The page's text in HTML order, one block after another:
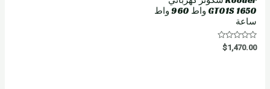
GT01S 1650 واط 960 واط
ساعة
R
a
$1,470.00